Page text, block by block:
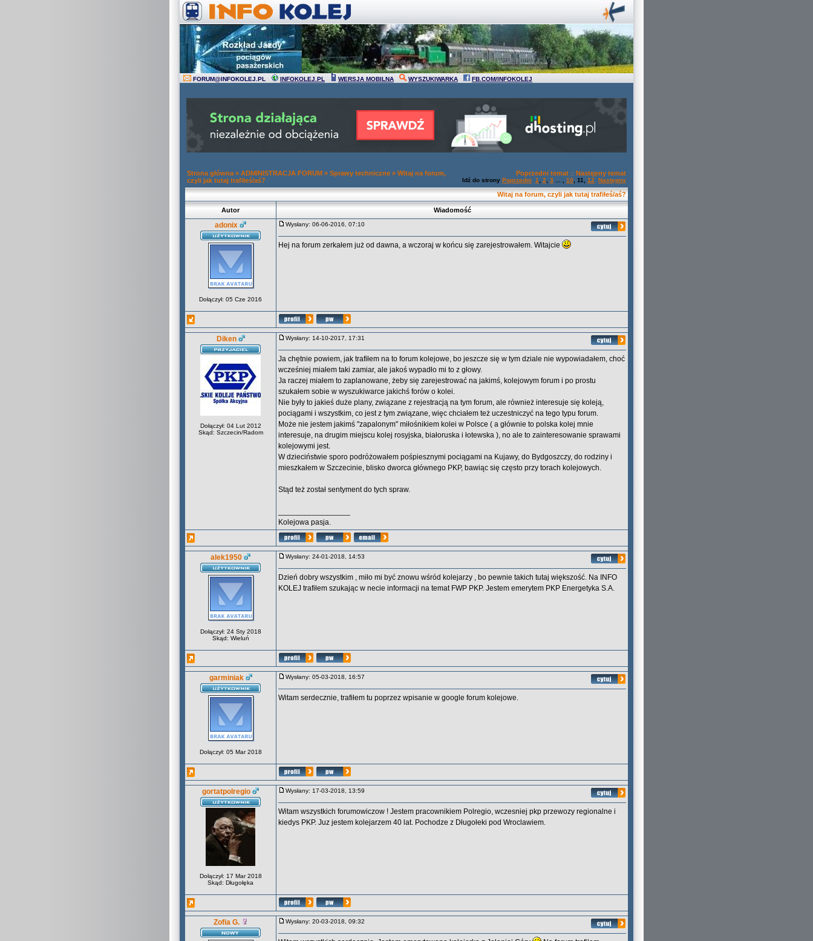
FORUM@INFOKOLEJ.PL INFOKOLEJ.PL WERSJA MOBILNA WYSZUKIWARKA FB.COM/INFOKOLEJ
Strona główna » ADMINISTRACJA FORUM » Sprawy techniczne » Witaj na forum,
czyli jak tutaj trafiłeś/aś?
Poprzedni temat :: Następny temat
Idź do strony Poprzedni 1 2 3 10 11 12 Następny
Witaj na forum, czyli jak tutaj trafiłeś/aś?
Autor Wiadomość
adonix
Dołączył: 05 Cze 2016
Wysłany: 06-06-2016, 07:10
Hej na forum zerkałem już od dawna, a wczoraj w końcu się zarejestrowałem. Witajcie
Diken
Dołączył: 04 Lut 2012
Skąd: Szczecin/Radom
Wysłany: 14-10-2017, 17:31
Ja chętnie powiem, jak trafiłem na to forum kolejowe, bo jeszcze się w tym dziale nie wypowiadałem, choć
wcześniej miałem taki zamiar, ale jakoś wypadło mi to z głowy.
Ja raczej miałem to zaplanowane, żeby się zarejestrować na jakimś, kolejowym forum i po prostu
szukałem sobie w wyszukiwarce jakichś forów o kolei.
Nie były to jakieś duże plany, związane z rejestracją na tym forum, ale również interesuje się koleją,
pociągami i wszystkim, co jest z tym związane, więc chciałem też uczestniczyć na tego typu forum.
Może nie jestem jakimś "zapalonym" miłośnikiem kolei w Polsce ( a głównie to polska kolej mnie
interesuje, na drugim miejscu kolej rosyjska, białoruska i łotewska ), no ale to zainteresowanie sprawami
kolejowymi jest.
W dzieciństwie sporo podróżowałem pośpiesznymi pociągami na Kujawy, do Bydgoszczy, do rodziny i
mieszkałem w Szczecinie, blisko dworca głównego PKP, bawiąc się często przy torach kolejowych.
Stąd też został sentyment do tych spraw.
Kolejowa pasja.
alek1950
Dołączył: 24 Sty 2018
Skąd: Wieluń
Wysłany: 24-01-2018, 14:53
Dzień dobry wszystkim , miło mi być znowu wśród kolejarzy , bo pewnie takich tutaj większość. Na INFO
KOLEJ trafiłem szukając w necie informacji na temat FWP PKP. Jestem emerytem PKP Energetyka S.A.
garminiak
Dołączył: 05 Mar 2018
Wysłany: 05-03-2018, 16:57
Witam serdecznie, trafiłem tu poprzez wpisanie w google forum kolejowe.
gortatpolregio
Dołączył: 17 Mar 2018
Skąd: Długołęka
Wysłany: 17-03-2018, 13:59
Witam wszystkich forumowiczow ! Jestem pracownikiem Polregio, wczesniej pkp przewozy regionalne i
kiedys PKP. Juz jestem kolejarzem 40 lat. Pochodze z Długołeki pod Wroclawiem.
Zofia G. Wysłany: 20-03-2018, 09:32